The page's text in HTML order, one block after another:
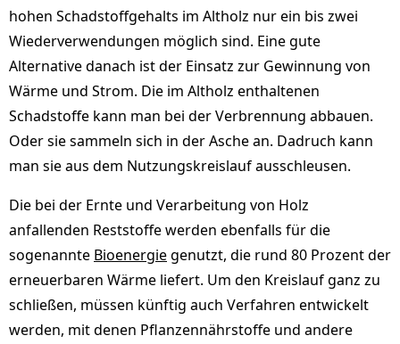
hohen Schadstoffgehalts im Altholz nur ein bis zwei
Wiederverwendungen möglich sind. Eine gute
Alternative danach ist der Einsatz zur Gewinnung von
Wärme und Strom. Die im Altholz enthaltenen
Schadstoffe kann man bei der Verbrennung abbauen.
Oder sie sammeln sich in der Asche an. Dadruch kann
man sie aus dem Nutzungskreislauf ausschleusen.
Die bei der Ernte und Verarbeitung von Holz
anfallenden Reststoffe werden ebenfalls für die
sogenannte Bioenergiegenutzt, die rund 80 Prozent der
erneuerbaren Wärme liefert. Um den Kreislauf ganz zu
schließen, müssen künftig auch Verfahren entwickelt
werden, mit denen Pflanzennährstoffe und andere